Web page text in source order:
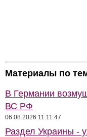
Материалы по
В Германии
ВС РФ
06.08.2026 11:11:47
Раздел Украины -